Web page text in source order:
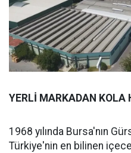
YERLİ MARKADAN KOLA
1968 yılında Bursa'nın
Türkiye'nin en bilinen